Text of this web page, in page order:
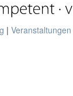
| Veranstaltungen